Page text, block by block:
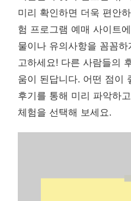
미리 확인하면 더욱 편안
험 프로그램 예매 사이트
물이나 유의사항을 꼼꼼
고하세요! 다른 사람들의
움이 된답니다. 어떤 점이
후기를 통해 미리 파악하
체험을 선택해 보세요.